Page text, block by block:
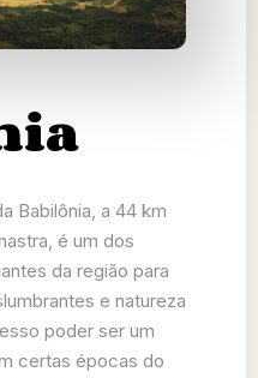
Babilônia, a 44 km
é um dos
da região para
e natureza
poder ser um
certas épocas do